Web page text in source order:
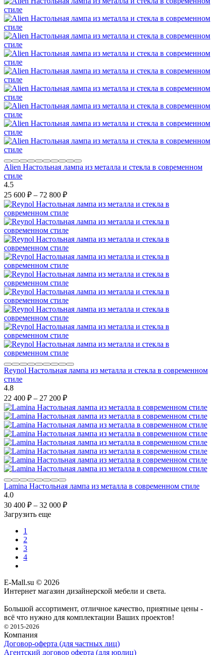
Alien Настольная лампа из металла и стекла в современном
стиле
4.5
25 600 ₽ – 72 800 ₽
Reynol Настольная лампа из металла и стекла в современном
стиле
4.8
22 400 ₽ – 27 200 ₽
Lamina Настольная лампа из металла в современном стиле
4.0
30 400 ₽ – 32 000 ₽
Загрузить еще
1
2
3
4
E-Mall.su © 2026
Интернет магазин дизайнерской мебели и света.
Большой ассортимент, отличное качество, приятные цены -
всё что нужно для комплектации Ваших проектов!
© 2015-2026
Компания
Договор-оферта (для частных лиц)
Агентский договор оферта (для юрлиц)